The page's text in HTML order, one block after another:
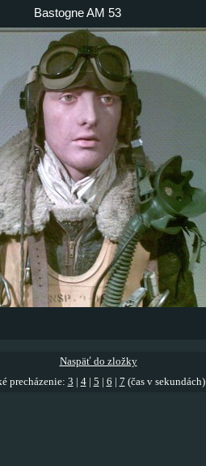
Bastogne AM 53
Naspäť do zložky
precházenie: 3 4| 5 6 7 (čas v sekundách)